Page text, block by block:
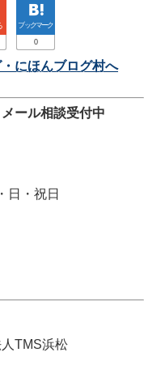
ブックマーク
0
ール相談受付中
日・祝日
TMS浜松